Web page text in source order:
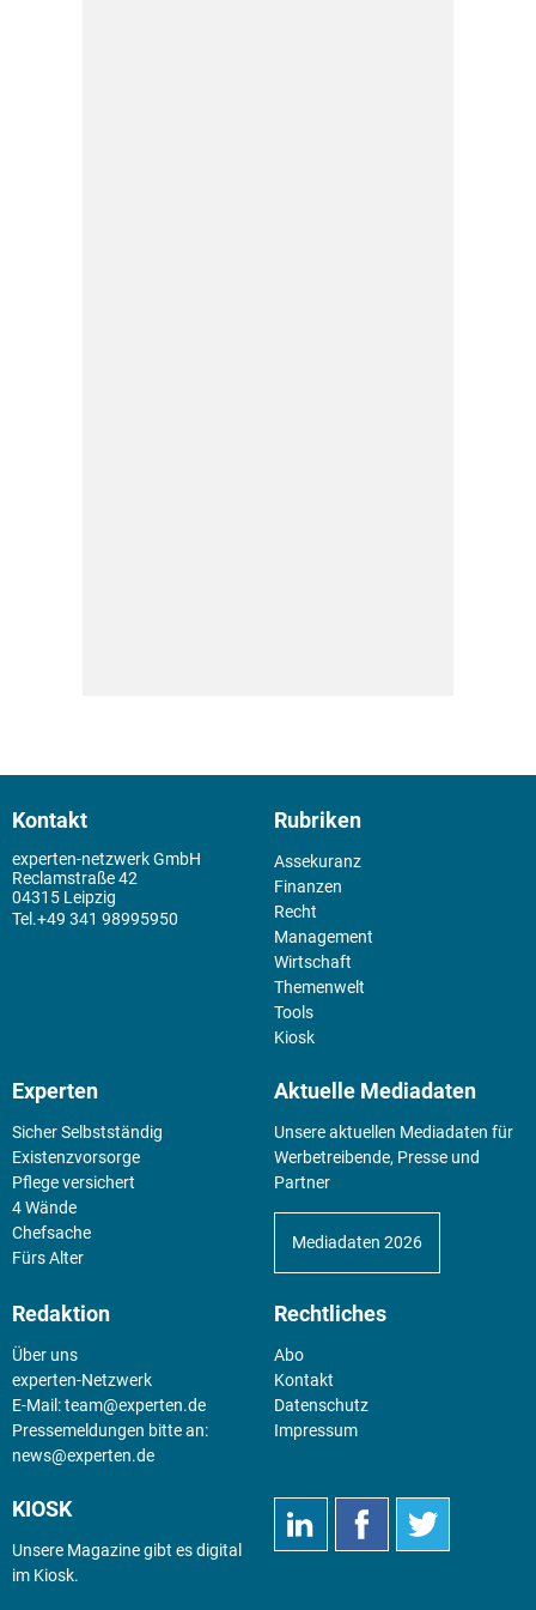
Kontakt
experten-netzwerk GmbH
Reclamstraße 42
04315 Leipzig
+49 341 98995950
Rubriken
Assekuranz
Finanzen
Recht
Management
Wirtschaft
Themenwelt
Tools
Kiosk
Experten
Sicher Selbstständig
Existenz­vorsorge
Pflege versichert
4 Wände
Chefsache
Fürs Alter
Aktuelle Mediadaten
Unsere aktuellen Mediadaten für
Werbetreibende, Presse und
Partner
Mediadaten 2026
Redaktion
Über uns
experten-Netzwerk
E-Mail:team@experten.de
Pressemeldungen bitte an:
news@experten.de
Rechtliches
Abo
Kontakt
Datenschutz
Impressum
KIOSK
Unsere Magazine gibt es digital
im Kiosk.